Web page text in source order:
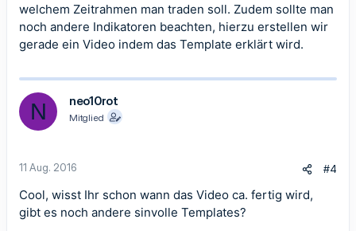
welchem Zeitrahmen man traden soll. Zudem sollte man
noch andere Indikatoren beachten, hierzu erstellen wir
gerade ein Video indem das Template erklärt wird.
N neo10rot
Mitglied
11 Aug. 2016 #4
Cool, wisst Ihr schon wann das Video ca. fertig wird,
gibt es noch andere sinvolle Templates?